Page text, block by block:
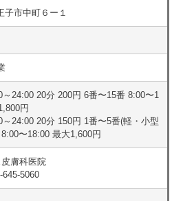
子市中町６ー１
～24:00 20分 200円 6番〜15番 8:00〜1
円
～24:00 20分 150円 1番〜5番(軽・小型
〜18:00 最大1,600円
膚科医院
645-5060